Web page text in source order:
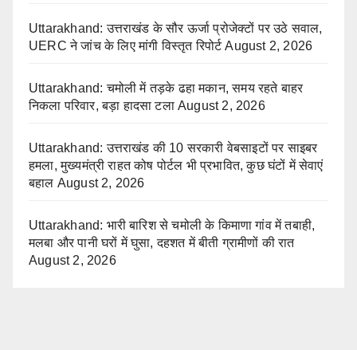
Uttarakhand: उत्तराखंड के सौर ऊर्जा प्रोजेक्टों पर उठे सवाल,
UERC ने जांच के लिए मांगी विस्तृत रिपोर्ट August 2, 2026
Uttarakhand: चमोली में तड़के ढहा मकान, समय रहते बाहर
निकला परिवार, बड़ा हादसा टला August 2, 2026
Uttarakhand: उत्तराखंड की 10 सरकारी वेबसाइटों पर साइबर
हमला, मुख्यमंत्री राहत कोष पोर्टल भी प्रभावित, कुछ घंटों में सेवाएं
बहाल August 2, 2026
Uttarakhand: भारी बारिश से चमोली के किमाणा गांव में तबाही,
मलबा और पानी घरों में घुसा, दहशत में बीती ग्रामीणों की रात
August 2, 2026